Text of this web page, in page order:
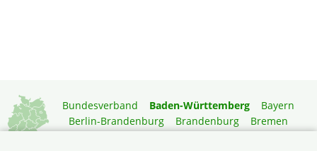
Bundesverband Baden-Württemberg
Bayern
Berlin-Brandenburg
Brandenburg
Bremen